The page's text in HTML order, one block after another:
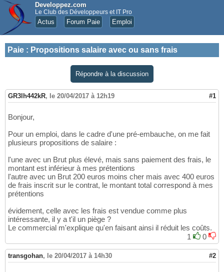
Developpez.com
Le Club des Développeurs et IT Pro
Actus Forum Paie Emploi
Paie : Propositions salaire avec ou sans frais
Répondre à la discussion
GR3lh442kR, le 20/04/2017 à 12h19 #1
Bonjour,
Pour un emploi, dans le cadre d'une pré-embauche, on me fait
plusieurs propositions de salaire :
l'une avec un Brut plus élevé, mais sans paiement des frais, le
montant est inférieur à mes prétentions
l'autre avec un Brut 200 euros moins cher mais avec 400 euros
de frais inscrit sur le contrat, le montant total correspond à mes
prétentions
évidement, celle avec les frais est vendue comme plus
intéressante, il y a t'il un piège ?
Le commercial m'explique qu'en faisant ainsi il réduit les coûts.
1
0
transgohan, le 20/04/2017 à 14h30 #2